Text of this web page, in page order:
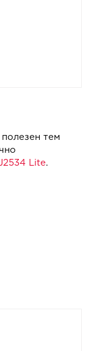
тем
Lite.